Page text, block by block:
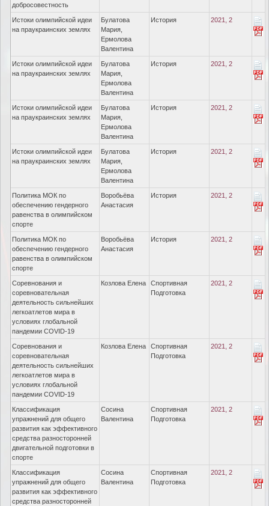
добросовестность
Истоки олимпийской идеи
на праукраинских землях
Булатова
Мария,
Ермолова
Валентина
История 2021, 2
Истоки олимпийской идеи
на праукраинских землях
Булатова
Мария,
Ермолова
Валентина
История 2021, 2
Истоки олимпийской идеи
на праукраинских землях
Булатова
Мария,
Ермолова
Валентина
История 2021, 2
Истоки олимпийской идеи
на праукраинских землях
Булатова
Мария,
Ермолова
Валентина
История 2021, 2
Политика МОК по
обеспечению гендерного
равенства в олимпийском
спорте
Воробьёва
Анастасия
История 2021, 2
Политика МОК по
обеспечению гендерного
равенства в олимпийском
спорте
Воробьёва
Анастасия
История 2021, 2
Соревнования и
соревновательная
деятельность сильнейших
легкоатлетов мира в
условиях глобальной
пандемии COVID-19
Козлова Елена
Спортивная
Подготовка
2021, 2
Соревнования и
соревновательная
деятельность сильнейших
легкоатлетов мира в
условиях глобальной
пандемии COVID-19
Козлова Елена
Спортивная
Подготовка
2021, 2
Классификация
упражнений для общего
развития как эффективного
средства разносторонней
двигательной подготовки в
спорте
Сосина
Валентина
Спортивная
Подготовка
2021, 2
Классификация
упражнений для общего
развития как эффективного
средства разносторонней
Сосина
Валентина
Спортивная
Подготовка
2021, 2